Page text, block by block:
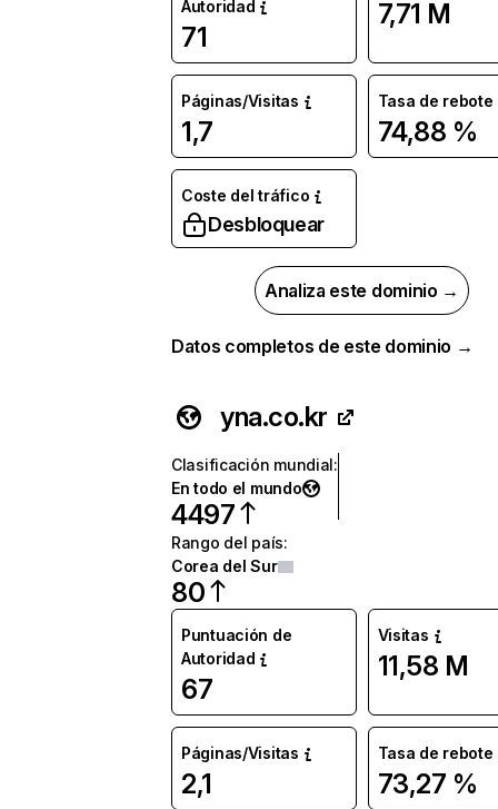
Autoridad
71
7,71 M
Páginas/Visitas
1,7
Tasa de rebote
74,88 %
Coste del tráfico
Desbloquear
Analiza este dominio →
Datos completos de este dominio →
yna.co.kr
Clasificación mundial:
En todo el mundo
4497
Rango del país:
Corea del Sur
80
Puntuación de
Autoridad
67
Visitas
11,58 M
Páginas/Visitas
2,1
Tasa de rebote
73,27 %